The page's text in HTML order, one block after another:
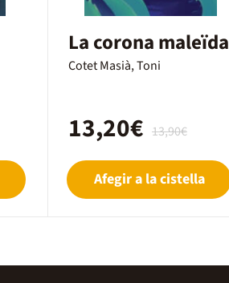
La corona maleïda
Cotet Masià, Toni
13,90€
13,20€
Afegir a la cistella